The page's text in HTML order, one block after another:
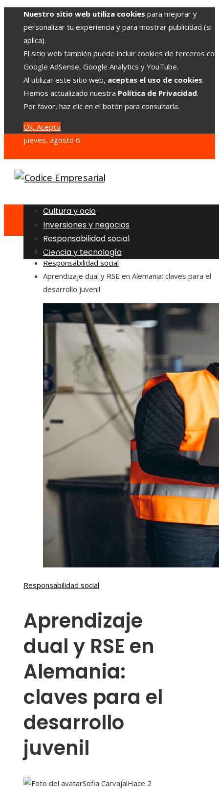
Nuestro sitio web utiliza cookies para mejorar y
personalizar tu experiencia y para mostrar publicidad (si
aplica).
El sitio web también puede incluir cookies de terceros
Google AdSense, Google Analytics y YouTube.
Al utilizar este sitio web, aceptas el uso de cookies.
Hemos actualizado nuestra Política de Privacidad.
Por favor, haz clic en el botón para consultarla.
Ok, Acepto
jueves, agosto 6
Cultura y ocio
Inversiones y negocios
Responsabilidad social
Ciencia y tecnología
Inicio
Responsabilidad social
Aprendizaje dual y RSE en Alemania: claves para el
desarrollo juvenil
Responsabilidad social
Aprendizaje
dual y RSE en
Alemania:
claves para el
desarrollo
juvenil
Sofia CarvajalHace 2